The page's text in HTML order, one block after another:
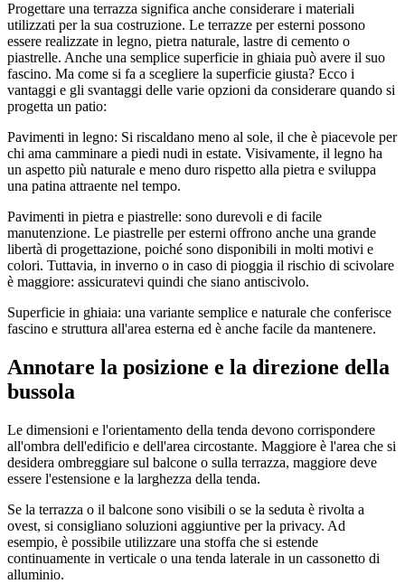
Progettare una terrazza significa anche considerare i materiali
utilizzati per la sua costruzione. Le terrazze per esterni possono
essere realizzate in legno, pietra naturale, lastre di cemento o
piastrelle. Anche una semplice superficie in ghiaia può avere il suo
fascino. Ma come si fa a scegliere la superficie giusta? Ecco i
vantaggi e gli svantaggi delle varie opzioni da considerare quando si
progetta un patio:
Pavimenti in legno: Si riscaldano meno al sole, il che è piacevole per
chi ama camminare a piedi nudi in estate. Visivamente, il legno ha
un aspetto più naturale e meno duro rispetto alla pietra e sviluppa
una patina attraente nel tempo.
Pavimenti in pietra e piastrelle: sono durevoli e di facile
manutenzione. Le piastrelle per esterni offrono anche una grande
libertà di progettazione, poiché sono disponibili in molti motivi e
colori. Tuttavia, in inverno o in caso di pioggia il rischio di scivolare
è maggiore: assicuratevi quindi che siano antiscivolo.
Superficie in ghiaia: una variante semplice e naturale che conferisce
fascino e struttura all'area esterna ed è anche facile da mantenere.
Annotare la posizione e la direzione della
bussola
Le dimensioni e l'orientamento della tenda devono corrispondere
all'ombra dell'edificio e dell'area circostante. Maggiore è l'area che si
desidera ombreggiare sul balcone o sulla terrazza, maggiore deve
essere l'estensione e la larghezza della tenda.
Se la terrazza o il balcone sono visibili o se la seduta è rivolta a
ovest, si consigliano soluzioni aggiuntive per la privacy. Ad
esempio, è possibile utilizzare una stoffa che si estende
continuamente in verticale o una tenda laterale in un cassonetto di
alluminio.